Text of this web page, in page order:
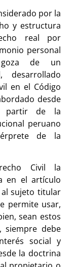
por la
y estructura
real por
personal
de un
desarrollado
en el Código
desde
partir de la
peruano
de la
Civil la
en el artículo
al sujeto titular
permite usar,
sean estos
siempre debe
social y
la doctrina